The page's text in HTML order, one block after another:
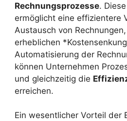
Rechnungsprozesse.
ermöglicht eine effizientere
Austausch von
erheblichen
Automatisierung der
können Unternehmen
und gleichzeitig die
erreichen.
Ein wesentlicher Vorteil der